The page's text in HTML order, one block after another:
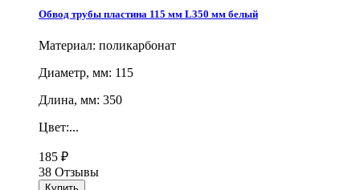
Обвод трубы пластина 115 мм L350 мм белый
Материал: поликарбонат
Диаметр, мм: 115
Длина, мм: 350
Цвет:...
185 ₽
38 Отзывы